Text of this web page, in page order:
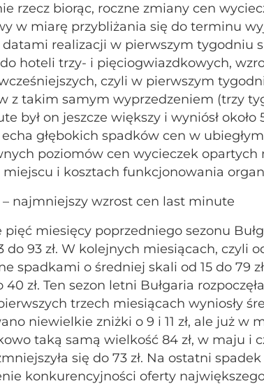
rzecz biorąc, roczne zmiany cen
w miarę przybliżania się do terminu
datami realizacji w pierwszym tygodniu
hoteli trzy- i pięciogwiazdkowych,
czyli w pierwszym
z takim samym wyprzedzeniem (trzy
był on jeszcze większy i wyniósł
głębokich spadków cen w
poziomów cen wycieczek opartych
miejscu i kosztach funkcjonowania
– najmniejszy wzrost cen last minute
pięć miesięcy poprzedniego sezonu
do 93 zł. W kolejnych miesiącach, czyli
spadkami o średniej skali od 15 do 79
40 zł. Ten sezon letni Bułgaria
trzech miesiącach wyniosły
niewielkie zniżki o 9 i 11 zł, ale już w
taką samą wielkość 84 zł, w maju i
się do 73 zł. Na ostatni
konkurencyjności oferty